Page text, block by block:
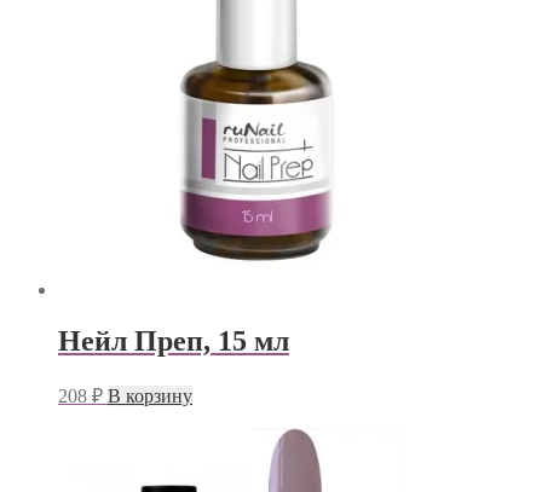
Нейл Преп, 15 мл
208 ₽ В корзину